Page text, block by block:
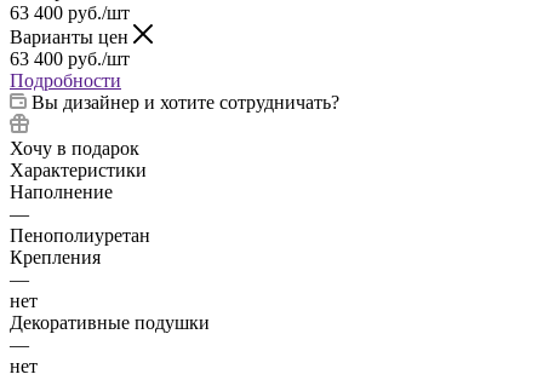
63 400 руб./шт
Варианты цен
63 400 руб./шт
Подробности
Вы дизайнер и хотите сотрудничать?
Хочу в подарок
Характеристики
Наполнение
—
Пенополиуретан
Крепления
—
нет
Декоративные подушки
—
нет